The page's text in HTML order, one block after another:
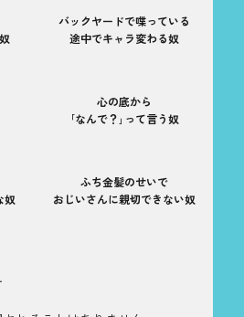
バックヤードで喋っている
途中でキャラ変わる奴
心の底から
｢なんで？｣って言う奴
奴
ふち金髪のせいで
おじいさんに親切できない奴